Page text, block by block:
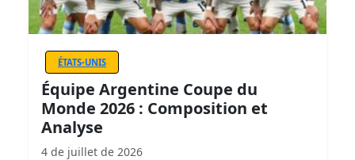
ÉTATS-UNIS
Équipe Argentine Coupe du
Monde 2026 : Composition et
Analyse
4 de juillet de 2026